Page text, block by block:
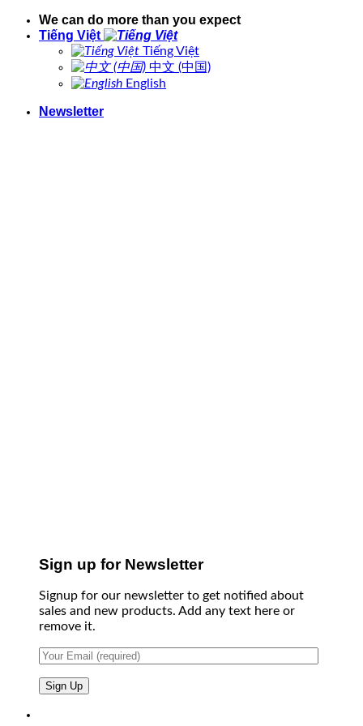
We can do more than you expect
Tiếng Việt
Tiếng Việt
中文 (中国)
English
Newsletter
Sign up for Newsletter
Signup for our newsletter to get notified about
sales and new products. Add any text here or
remove it.